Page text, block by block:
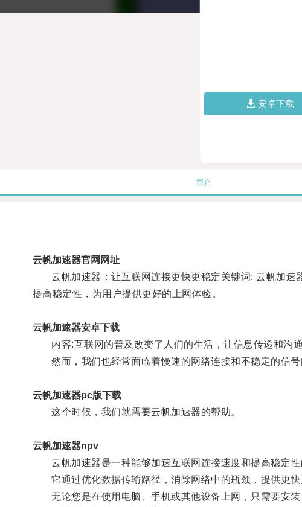
安卓下载
简介
云帆加速器官网网址
云帆加速器：让互联网连接更快更稳定关键词: 云帆加速
提高稳定性，为用户提供更好的上网体验。
云帆加速器安卓下载
内容:互联网的普及改变了人们的生活，让信息传递和沟通
然而，我们也经常面临着慢速的网络连接和不稳定的信号
云帆加速器pc版下载
这个时候，我们就需要云帆加速器的帮助。
云帆加速器npv
云帆加速器是一种能够加速互联网连接速度和提高稳定性
它通过优化数据传输路径，消除网络中的瓶颈，提供更快
无论您是在使用电脑、手机或其他设备上网，只需要安装